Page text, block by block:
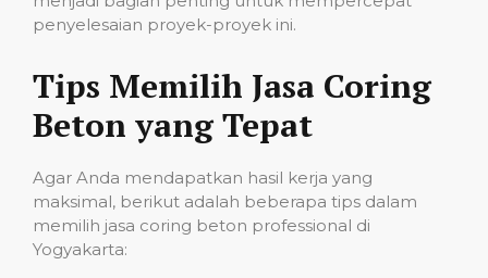
penyelesaian proyek-proyek ini.
Tips Memilih Jasa Coring
Beton yang Tepat
Agar Anda mendapatkan hasil kerja yang
maksimal, berikut adalah beberapa tips dalam
memilih jasa coring beton professional di
Yogyakarta: